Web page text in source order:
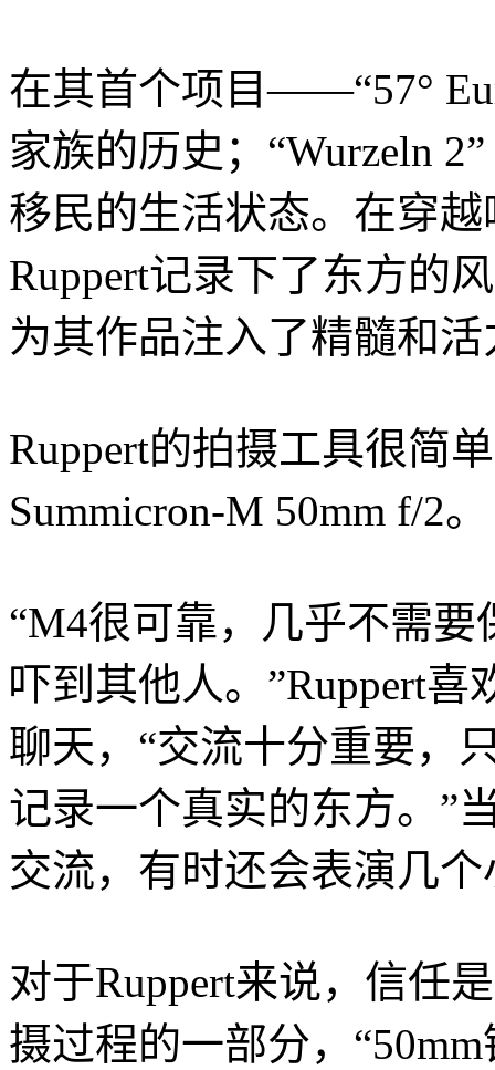
在其首个项目——“57°
家族的历史；“Wurzeln
移民的生活状态。在穿
Ruppert记录下了东方的
为其作品注入了精髓和活
Ruppert的拍摄工具很简
Summicron-M 50mm f/2。
“M4很可靠，几乎不需
吓到其他人。”Ruppert
聊天，“交流十分重要，
记录一个真实的东方。”
交流，有时还会表演几
对于Ruppert来说，信任
摄过程的一部分，